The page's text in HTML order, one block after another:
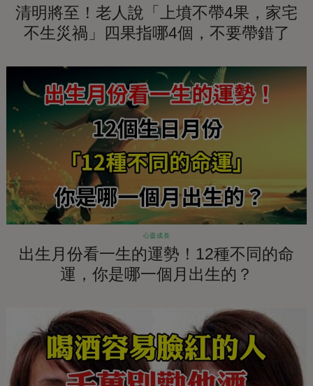
清明將至！老人說「上墳不帶4果，家宅
不生災禍」四果指哪4個，不要帶錯了
心靈成長
出生月份看一生的運勢！12種不同的命
運，你是哪一個月出生的？